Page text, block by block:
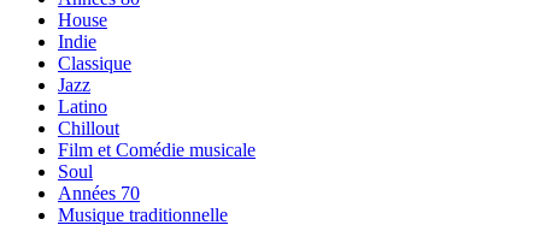
House
Indie
Classique
Jazz
Latino
Chillout
Film et Comédie musicale
Soul
Années 70
Musique traditionnelle